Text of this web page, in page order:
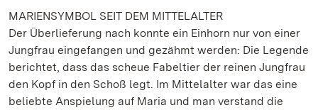
MARIENSYMBOL SEIT DEM MITTELALTER
Der Überlieferung nach konnte ein Einhorn nur von einer
Jungfrau eingefangen und gezähmt werden: Die Legende
berichtet, dass das scheue Fabeltier der reinen Jungfrau
den Kopf in den Schoß legt. Im Mittelalter war das eine
beliebte Anspielung auf Maria und man verstand die